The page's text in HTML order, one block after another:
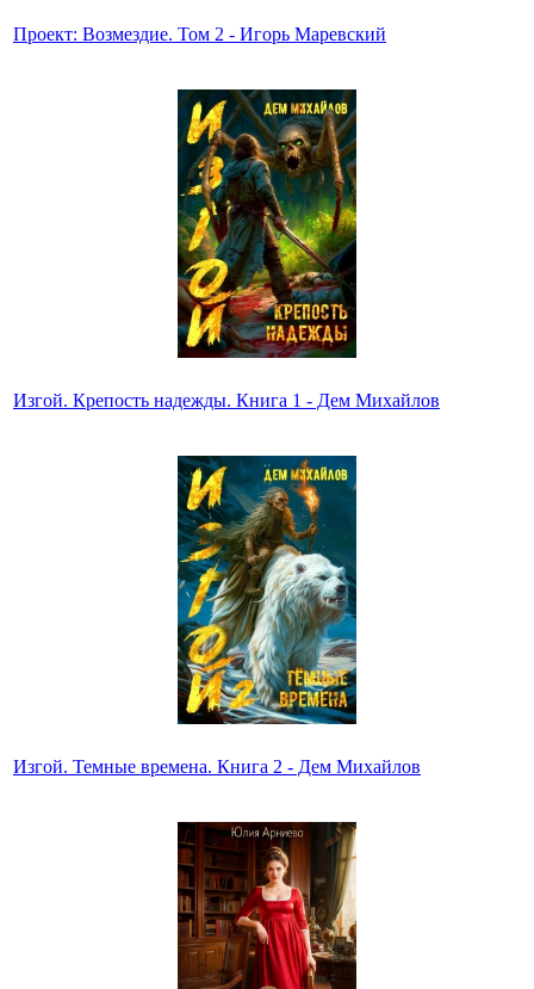
Проект: Возмездие. Том 2 - Игорь Маревский
Изгой. Крепость надежды. Книга 1 - Дем Михайлов
Изгой. Темные времена. Книга 2 - Дем Михайлов